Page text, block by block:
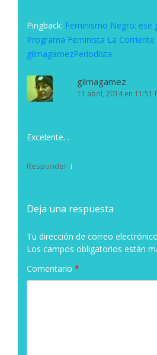
Pingback: Feminismo Negro: ese
Programa Feminista La
gilmagamezPeriodista
gilmagamez
11 abril, 2014 en 11:51
Excelente. .
Responder ↓
Deja una respuesta
Tu dirección de correo
Los campos obligatorios están
Comentario *